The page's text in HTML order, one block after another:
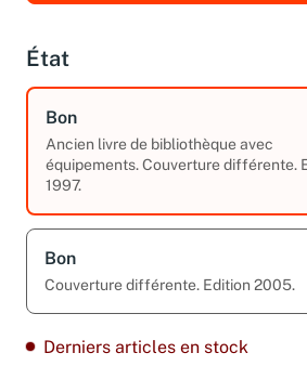
État
Bon
Ancien livre de bibliothèque avec
équipements. Couverture différente.
1997.
Bon
Couverture différente. Edition 2005.
Derniers articles en stock